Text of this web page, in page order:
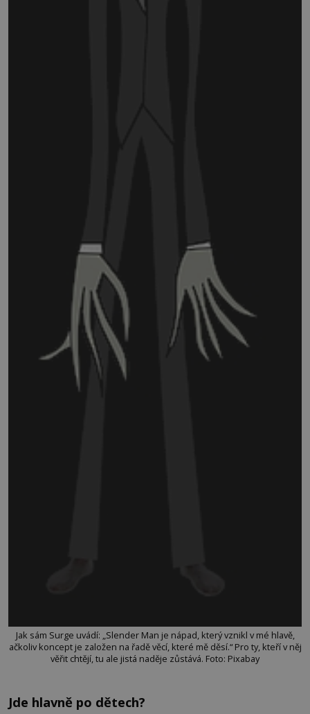
Jak sám Surge uvádí: „Slender Man je nápad, který vznikl v mé hlavě,
ačkoliv koncept je založen na řadě věcí, které mě děsí.“ Pro ty, kteří v něj
věřit chtějí, tu ale jistá naděje zůstává. Foto: Pixabay
Jde hlavně po dětech?